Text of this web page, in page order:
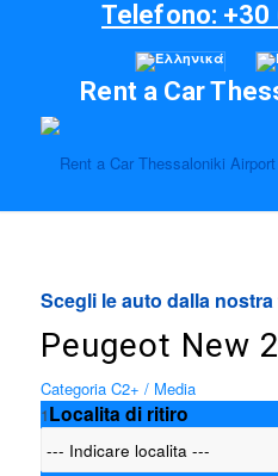
Telefono:
Rent a Car
Scegli le auto dalla
Peugeot New
Categoria C2+ / Media
1Localita di ritiro